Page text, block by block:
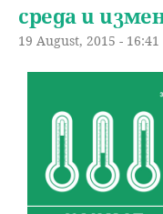
среда и
19 August, 2015 - 16:41